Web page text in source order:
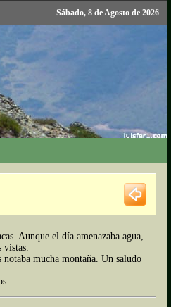
Sábado, 8 de Agosto de 2026
Aunque el día amenazaba agua,
vistas.
mucha montaña. Un saludo